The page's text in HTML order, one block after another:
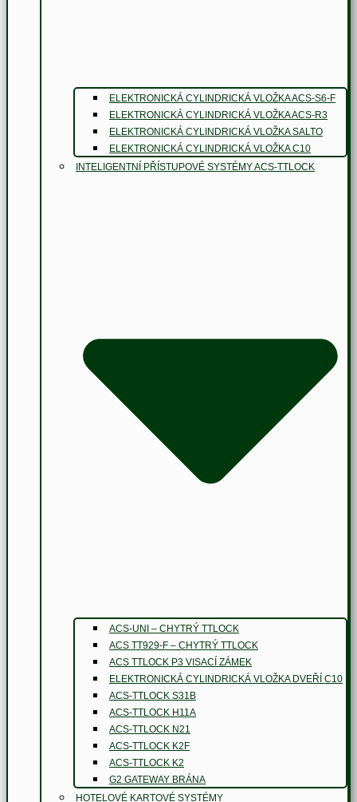
ELEKTRONICKÁ CYLINDRICKÁ VLOŽKA ACS-S6-F
ELEKTRONICKÁ CYLINDRICKÁ VLOŽKA ACS-R3
ELEKTRONICKÁ CYLINDRICKÁ VLOŽKA SALTO
ELEKTRONICKÁ CYLINDRICKÁ VLOŽKA C10
INTELIGENTNÍ PŘÍSTUPOVÉ SYSTÉMY ACS-TTLOCK
ACS-UNI – CHYTRÝ TTLOCK
ACS TT929-F – CHYTRÝ TTLOCK
ACS TTLOCK P3 VISACÍ ZÁMEK
ELEKTRONICKÁ CYLINDRICKÁ VLOŽKA DVEŘÍ C10
ACS-TTLOCK S31B
ACS-TTLOCK H11A
ACS-TTLOCK N21
ACS-TTLOCK K2F
ACS-TTLOCK K2
G2 GATEWAY BRÁNA
HOTELOVÉ KARTOVÉ SYSTÉMY